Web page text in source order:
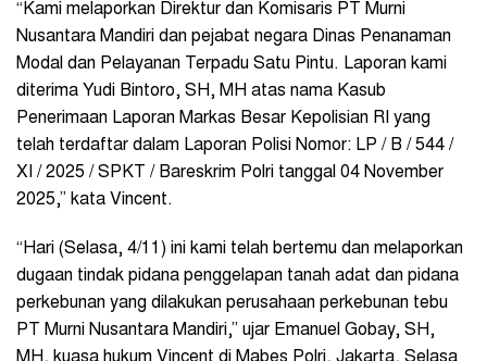
“Kami melaporkan Direktur dan Komisaris PT Murni
Nusantara Mandiri dan pejabat negara Dinas Penanaman
Modal dan Pelayanan Terpadu Satu Pintu. Laporan kami
diterima Yudi Bintoro, SH, MH atas nama Kasub
Penerimaan Laporan Markas Besar Kepolisian RI yang
telah terdaftar dalam Laporan Polisi Nomor: LP / B / 544 /
XI / 2025 / SPKT / Bareskrim Polri tanggal 04 November
2025,” kata Vincent.
“Hari (Selasa, 4/11) ini kami telah bertemu dan melaporkan
dugaan tindak pidana penggelapan tanah adat dan pidana
perkebunan yang dilakukan perusahaan perkebunan tebu
PT Murni Nusantara Mandiri,” ujar Emanuel Gobay, SH,